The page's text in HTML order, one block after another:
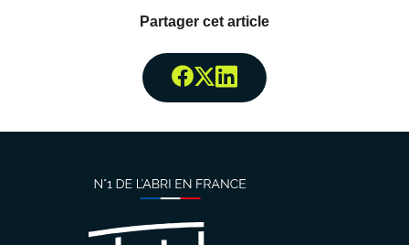
Partager cet article
Partager surFacebook
Partager surTwitter
Partager